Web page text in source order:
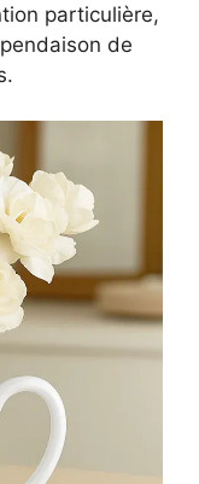
particulière,
de